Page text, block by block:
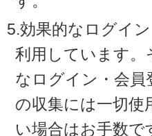
5.効果的なログイ
利用しています
なログイン・会員
の収集には一切
い場合はお手数